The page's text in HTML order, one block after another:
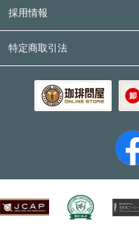
採用情報
特定商取引法